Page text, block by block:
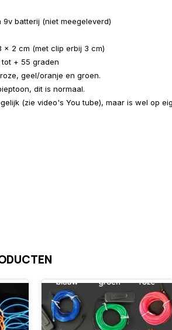
batterij (niet meegeleverd)
x 2 cm (met clip erbij 3 cm)
+ 55 graden
geel/oranje en groen.
dit is normaal.
(zie video's You tube), maar is wel op